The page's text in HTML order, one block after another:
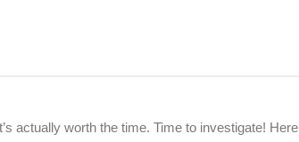
actually worth the time. Time to investigate!